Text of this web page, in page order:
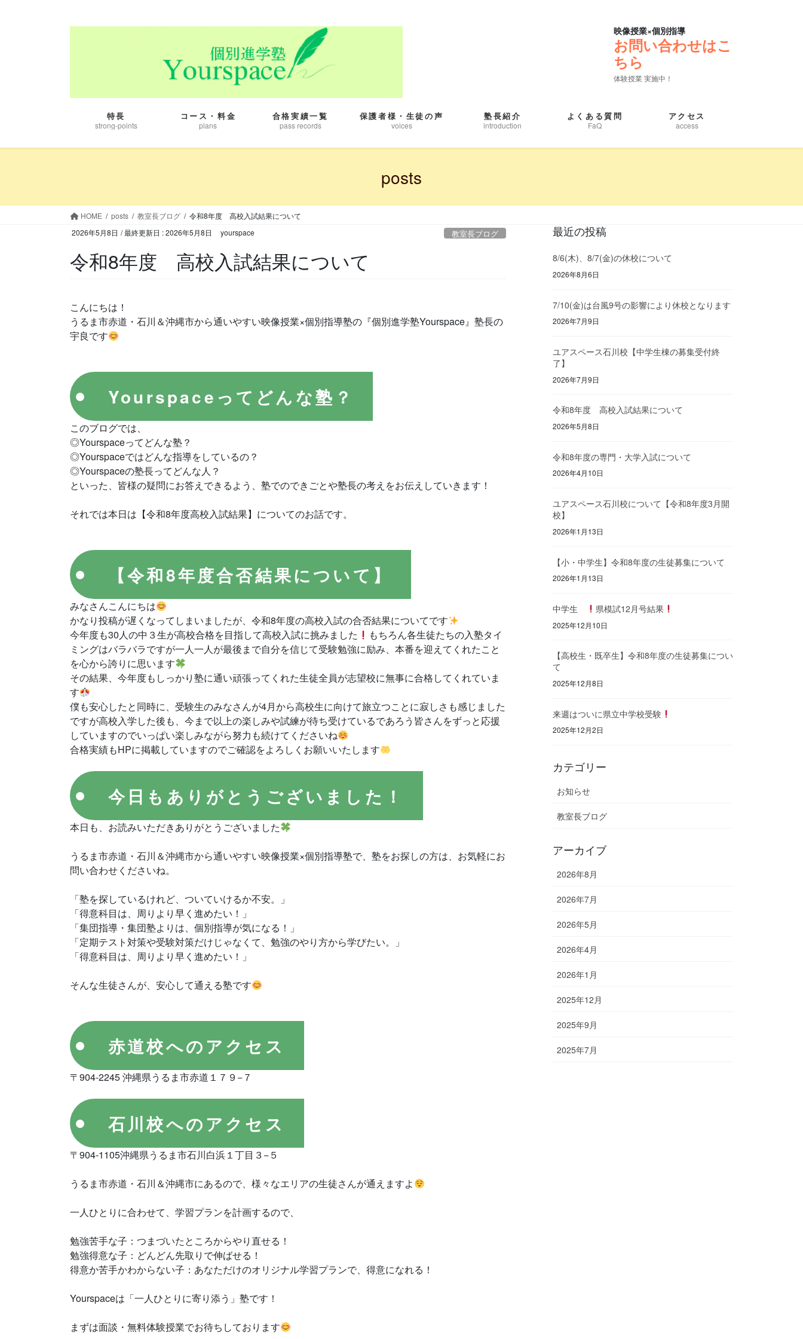
映像授業×個別指導
お問い合わせはこ
ちら
体験授業 実施中！
特長
strong-points
コース・料金
plans
合格実績一覧
pass records
保護者様・生徒の声
voices
塾長紹介
introduction
よくある質問
FaQ
アクセス
access
posts
HOME posts 教室長ブログ
令和8年度 高校入試結果について
2026年5月8日 / 最終更新日 :2026年5月8日 yourspace 教室長ブログ
令和8年度 高校入試結果について
こんにちは！
うるま市赤道・石川＆沖縄市から通いやすい映像授業×個別指導塾の『個別進学塾Yourspace』塾長の
宇良です
Yourspaceってどんな塾？
このブログでは、
◎Yourspaceってどんな塾？
◎Yourspaceではどんな指導をしているの？
◎Yourspaceの塾長ってどんな人？
といった、皆様の疑問にお答えできるよう、塾でのできごとや塾長の考えをお伝えしていきます！
それでは本日は【令和8年度高校入試結果】についてのお話です。
【令和8年度合否結果について】
みなさんこんにちは
かなり投稿が遅くなってしまいましたが、令和8年度の高校入試の合否結果についてです
今年度も30人の中３生が高校合格を目指して高校入試に挑みました
もちろん各生徒たちの入塾タイ
ミングはバラバラですが一人一人が最後まで自分を信じて受験勉強に励み、本番を迎えてくれたこと
を心から誇りに思います
その結果、今年度もしっかり塾に通い頑張ってくれた生徒全員が志望校に無事に合格してくれていま
す
僕も安心したと同時に、受験生のみなさんが4月から高校生に向けて旅立つことに寂しさも感じました
ですが高校入学した後も、今まで以上の楽しみや試練が待ち受けているであろう皆さんをずっと応援
していますのでいっぱい楽しみながら努力も続けてくださいね
合格実績もHPに掲載していますのでご確認をよろしくお願いいたします
今日もありがとうございました！
本日も、お読みいただきありがとうございました
うるま市赤道・石川＆沖縄市から通いやすい映像授業×個別指導塾で、塾をお探しの方は、お気軽にお
問い合わせくださいね。
「塾を探しているけれど、ついていけるか不安。」
「得意科目は、周りより早く進めたい！」
「集団指導・集団塾よりは、個別指導が気になる！」
「定期テスト対策や受験対策だけじゃなくて、勉強のやり方から学びたい。」
「得意科目は、周りより早く進めたい！」
そんな生徒さんが、安心して通える塾です
赤道校へのアクセス
〒904-2245 沖縄県うるま市赤道１７９−７
石川校へのアクセス
〒904-1105沖縄県うるま市石川白浜１丁目３−５
うるま市赤道・石川＆沖縄市にあるので、様々なエリアの生徒さんが通えますよ
一人ひとりに合わせて、学習プランを計画するので、
勉強苦手な子：つまづいたところからやり直せる！
勉強得意な子：どんどん先取りで伸ばせる！
得意か苦手かわからない子：あなただけのオリジナル学習プランで、得意になれる！
Yourspaceは「一人ひとりに寄り添う」塾です！
まずは面談・無料体験授業でお待ちしております
最近の投稿
8/6(木)、8/7(金)の休校について
2026年8月6日
7/10(金)は台風9号の影響により休校となります
2026年7月9日
ユアスペース石川校【中学生棟の募集受付終
了】
2026年7月9日
令和8年度 高校入試結果について
2026年5月8日
令和8年度の専門・大学入試について
2026年4月10日
ユアスペース石川校について【令和8年度3月開
校】
2026年1月13日
【小・中学生】令和8年度の生徒募集について
2026年1月13日
中学生 県模試12月号結果
2025年12月10日
【高校生・既卒生】令和8年度の生徒募集につい
て
2025年12月8日
来週はついに県立中学校受験
2025年12月2日
カテゴリー
お知らせ
教室長ブログ
アーカイブ
2026年8月
2026年7月
2026年5月
2026年4月
2026年1月
2025年12月
2025年9月
2025年7月